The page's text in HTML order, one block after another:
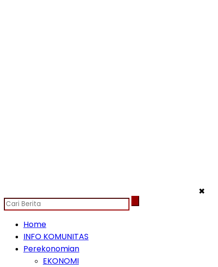
✖
Home
INFO KOMUNITAS
Perekonomian
EKONOMI